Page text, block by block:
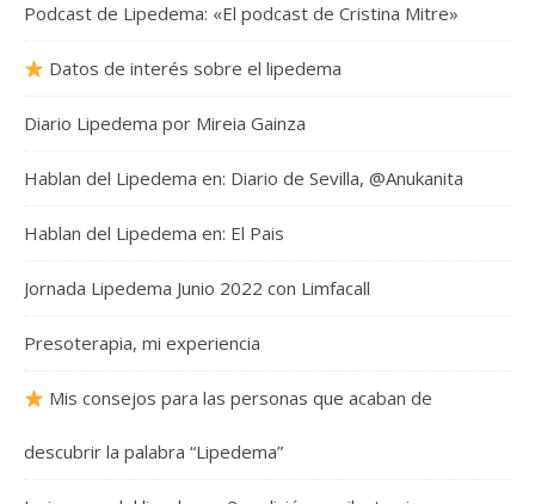
Podcast de Lipedema: «El podcast de Cristina Mitre»
Datos de interés sobre el lipedema
Diario Lipedema por Mireia Gainza
Hablan del Lipedema en: Diario de Sevilla, @Anukanita
Hablan del Lipedema en: El Pais
Jornada Lipedema Junio 2022 con Limfacall
Presoterapia, mi experiencia
Mis consejos para las personas que acaban de
descubrir la palabra “Lipedema”